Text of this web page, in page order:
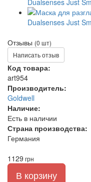
Отзывы (0 шт)
Написать отзыв
Код товара:
art954
Производитель:
Goldwell
Наличие:
Есть в наличии
Страна производства:
Германия
1129 грн
В корзину